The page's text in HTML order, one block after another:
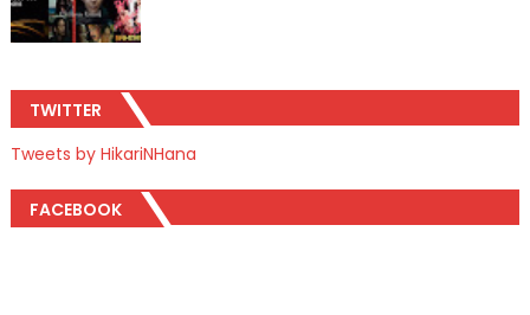
TWITTER
Tweets by HikariNHana
FACEBOOK